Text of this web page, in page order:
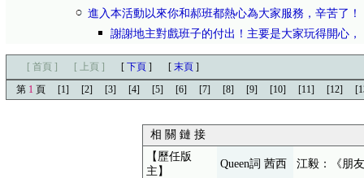
進入本活動以來你和郝班都熱心為大家服務，辛苦了！
謝謝地主對戲班子的付出！主要是大家玩得開心
[ 首頁 ] [ 上頁 ] [ 下頁 ] [ 末頁 ]
第 1 頁 [1] [2] [3] [4] [5] [6] [7] [8] [9] [10] [11] [12]
相 關 鏈 接
【歷任版
主】
Queen詞 茜西 江毅：《朋友